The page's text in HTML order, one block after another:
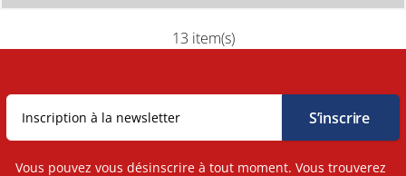
13 item(s)
Vous pouvez vous désinscrire à tout moment. Vous trouverez